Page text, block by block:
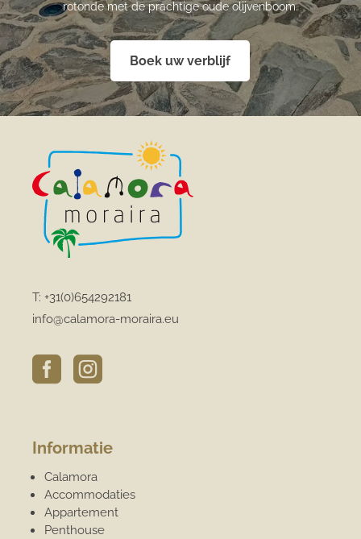
rotonde met de prachtige oude olijvenboom.
Boek uw verblijf
T:+31(0)654292181
info@calamora-moraira.eu
 
Informatie
Calamora
Accommodaties
Appartement
Penthouse